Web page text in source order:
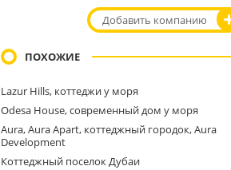
Добавить компанию
ПОХОЖИЕ
Lazur Hills, коттеджи у моря
Odesa House, современный дом у моря
Aura, Aura Apart, коттеджный городок, Aura
Development
Коттеджный поселок Дубаи